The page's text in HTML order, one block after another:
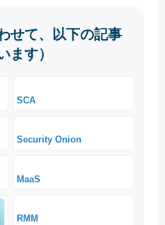
せて、以下の記事
ます）
SCA
Security Onion
MaaS
RMM